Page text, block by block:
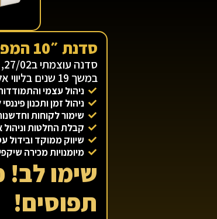
סדנת ״10 המפתחות״ להצלחה בעסקים
במשך 19 שנים בליווי אלפי עסקים להצלחה:
ניהול עצמי
ניהול זמן ותכנון
שימור לקוחות
קבלת החלטות
שיווק ממוקד
מיומנויות מכירה
שימו
תפוסים!